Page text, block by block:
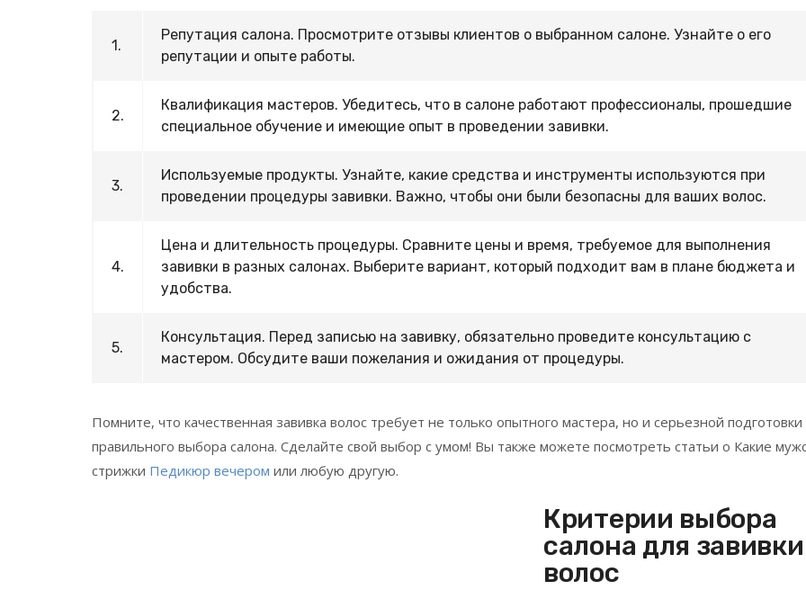
1.
Репутация салона. Просмотрите отзывы клиентов о выбранном салоне. Узнайте о его
репутации и опыте работы.
2.
Квалификация мастеров. Убедитесь, что в салоне работают профессионалы, прошедшие
специальное обучение и имеющие опыт в проведении завивки.
3.
Используемые продукты. Узнайте, какие средства и инструменты используются при
проведении процедуры завивки. Важно, чтобы они были безопасны для ваших волос.
4.
Цена и длительность процедуры. Сравните цены и время, требуемое для выполнения
завивки в разных салонах. Выберите вариант, который подходит вам в плане бюджета и
удобства.
5.
Консультация. Перед записью на завивку, обязательно проведите консультацию с
мастером. Обсудите ваши пожелания и ожидания от процедуры.
Помните, что качественная завивка волос требует не только опытного мастера, но и серьезной подготовки
правильного выбора салона. Сделайте свой выбор с умом! Вы также можете посмотреть статьи о Какие
стрижки Педикюр вечером или любую другую.
Критерии выбора
салона для завивки
волос